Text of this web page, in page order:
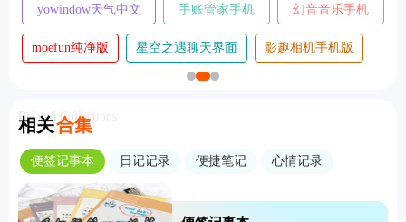
金铲铲之战助手 宇宙星图高清版 口袋壁纸高清主题
小红帽漫画 大地视频高清完整版 饥荒大典离线版
相关合集
Related Collections
便签记事本 日记记录 便捷笔记 心情记录